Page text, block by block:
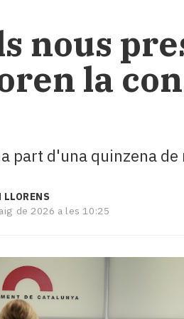
nous
la
part d'una quinzena
de 2026 a les 10:25